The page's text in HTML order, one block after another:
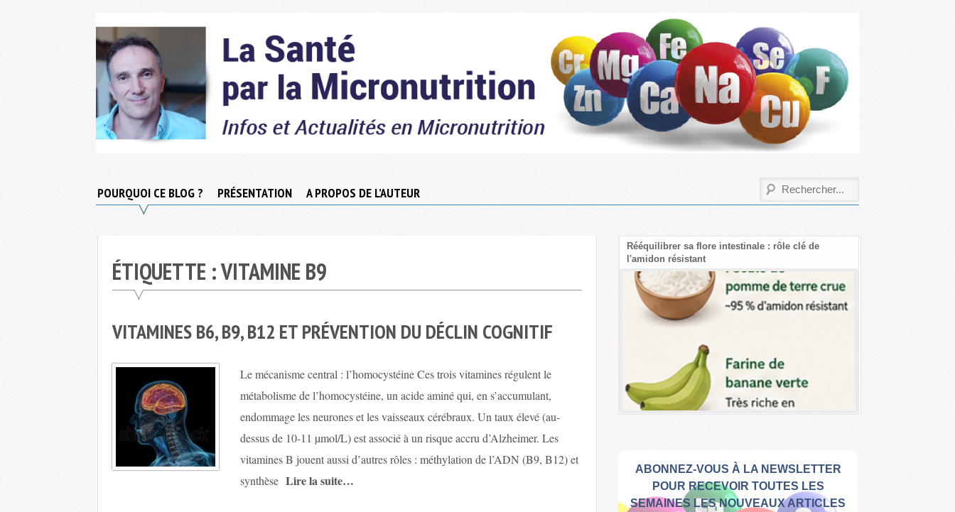
Santé
POURQUOI CE BLOG ? PRÉSENTATION A PROPOS DE L’AUTEUR
ÉTIQUETTE :VITAMINE B9
VITAMINES B6, B9, B12 ET PRÉVENTION DU DÉCLIN COGNITIF
Le mécanisme central : l’homocystéine Ces trois vitamines régulent le
métabolisme de l’homocystéine, un acide aminé qui, en s’accumulant,
endommage les neurones et les vaisseaux cérébraux. Un taux élevé (au-
dessus de 10-11 µmol/L) est associé à un risque accru d’Alzheimer. Les
vitamines B jouent aussi d’autres rôles : méthylation de l’ADN (B9, B12) et
synthèse Lire la suite…
Rééquilibrer sa flore intestinale : rôle clé de
l'amidon résistant
ABONNEZ-VOUS À LA NEWSLETTER
POUR RECEVOIR TOUTES LES
SEMAINES LES NOUVEAUX ARTICLES